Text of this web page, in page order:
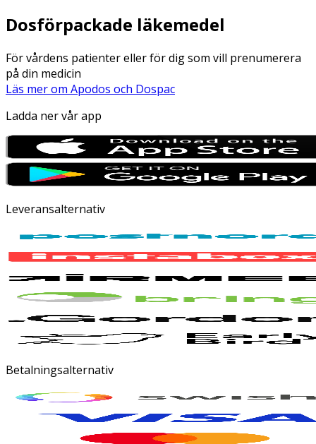
Dosförpackade läkemedel
För vårdens patienter eller för dig som vill prenumerera
på din medicin
Läs mer om Apodos och Dospac
Ladda ner vår app
Leveransalternativ
Betalningsalternativ